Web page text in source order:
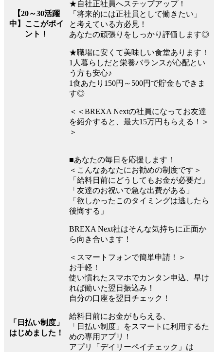
【20～30活躍
中】ここがポイ
ント！
★自社正社員へステップアップ！
「将来的には正社員として働きたい」
と考えている方必見！
あなたの頑張りをしっかり評価します◎
★職場に安くて美味しい食堂あります！
1人暮らしだと栄養バランスが心配とい
う方も安心♪
1食あたり150円～500円で貯金もできま
す◎
＜＜BREXA Nextの社員になってお友達
を紹介すると、最大15万円もらえる！＞
＞
「日払い制度」
はじめました！
■あなたの毎日を応援します！
＜こんなあなたにお勧めの制度です＞
「給料日前にどうしてもお金が必要だ」
「友達のお祝いで急な出費がある」
「欲しかったこのタイミングは逃したら
後悔する」
BREXA Next社はそんな気持ちに正面か
ら向き合います！
＜スマートフォンで簡単申請！＞
お手軽！
使い慣れたスマホでカンタン申込、早け
れば働いた翌日振込み！
自分の口座を翌日チェック！
給料日前にお金がもらえる、
「日払い制度」をスマートに利用するた
めの専用アプリ！
アプリ「デイリーペイチェック」は